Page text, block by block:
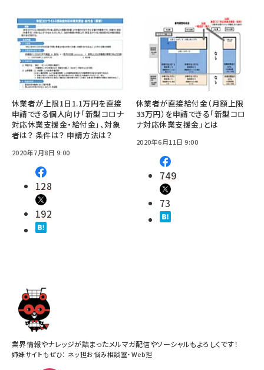
休業者が上限1日1.1万円を直接
申請できる個人向け「新型コロナ
対応休業支援金・給付金」、対象
者は？ 条件は？ 申請方法は？
2020年7月8日 9:00
128
192
休業者が直接給付金（月額上限
33万円）を申請できる「新型コロ
ナ対応休業支援金」とは
2020年6月11日 9:00
749
73
業界情報やナレッジが詰まったメルマガ配信やソーシャルもよろしくです！
姉妹サイトもぜひ： ネッ担お悩み相談室・Web担